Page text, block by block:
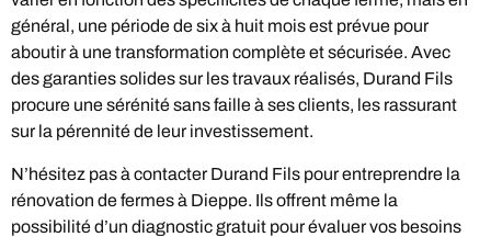
général, une période de six à huit mois est prévue pour
aboutir à une transformation complète et sécurisée. Avec
des garanties solides sur les travaux réalisés, Durand Fils
procure une sérénité sans faille à ses clients, les rassurant
sur la pérennité de leur investissement.
N’hésitez pas à contacter Durand Fils pour entreprendre la
rénovation de fermes à Dieppe. Ils offrent même la
possibilité d’un diagnostic gratuit pour évaluer vos besoins